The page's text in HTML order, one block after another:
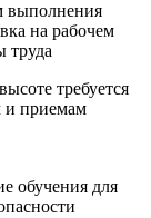
выполнения
на рабочем
труда
требуется
и приемам
обучения для